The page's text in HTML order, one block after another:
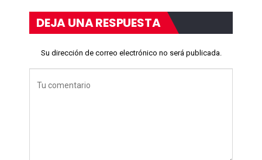
DEJA UNA RESPUESTA
Su dirección de correo electrónico no será publicada.